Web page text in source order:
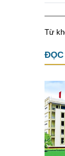
Từ
ĐỌC